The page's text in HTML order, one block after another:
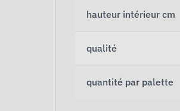
hauteur intérieur cm
qualité
quantité par palette